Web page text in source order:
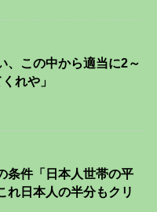
、この中から適当に2～
れや」
条件「日本人世帯の平
日本人の半分もクリ